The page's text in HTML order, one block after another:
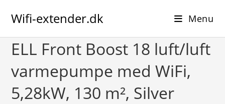
Wifi-extender.dk Menu
ELL Front Boost 18 luft/luft
varmepumpe med WiFi,
5,28kW, 130 m², Silver